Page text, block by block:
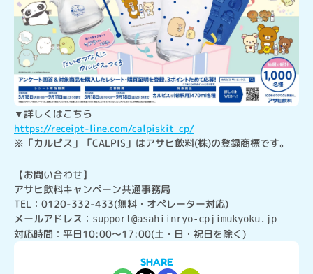
https://receipt-line.com/calpiskit_cp/
※「カルピス」「CALPIS」はアサヒ飲料(株)の登録商標です。
【お問い合わせ】
アサヒ飲料キャンペーン共通事務局
TEL：0120-332-433(無料・オペレーター対応)
メールアドレス： support@asahiinryo-cpjimukyoku.jp
対応時間：平日10:00～17:00(土・日・祝日を除く)
SHARE